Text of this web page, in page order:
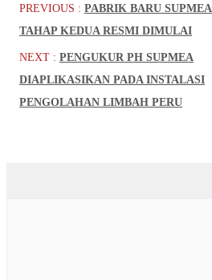
PREVIOUS : PABRIK BARU SUPMEA
TAHAP KEDUA RESMI DIMULAI
NEXT : PENGUKUR PH SUPMEA
DIAPLIKASIKAN PADA INSTALASI
PENGOLAHAN LIMBAH PERU